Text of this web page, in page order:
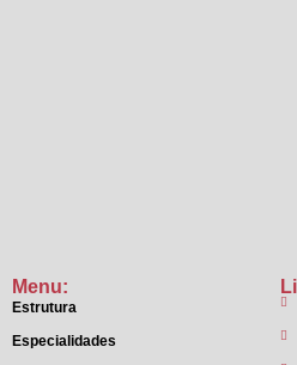
Menu:
Estrutura
Especialidades